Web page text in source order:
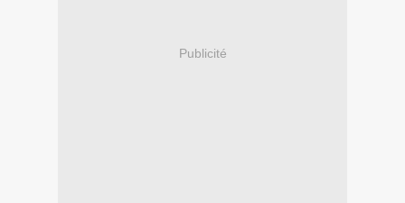
Publicité